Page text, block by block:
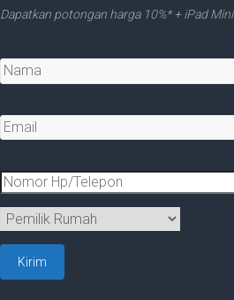
Dapatkan potongan harga 10%* + iPad Mini